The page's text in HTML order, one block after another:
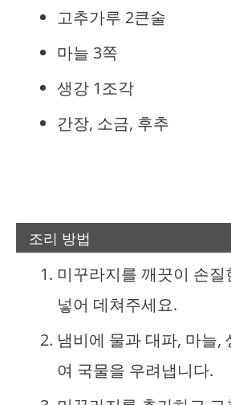
고추가루 2큰술
마늘 3쪽
생강 1조각
간장, 소금, 후추
조리 방법
미꾸라지를 깨끗이 손질
넣어 데쳐주세요.
냄비에 물과 대파, 마늘,
여 국물을 우려냅니다.